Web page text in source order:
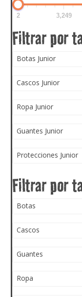
2 3,249
Botas Junior
Cascos Junior
Ropa Junior
Guantes Junior
Protecciones Junior
Botas
Cascos
Guantes
Ropa